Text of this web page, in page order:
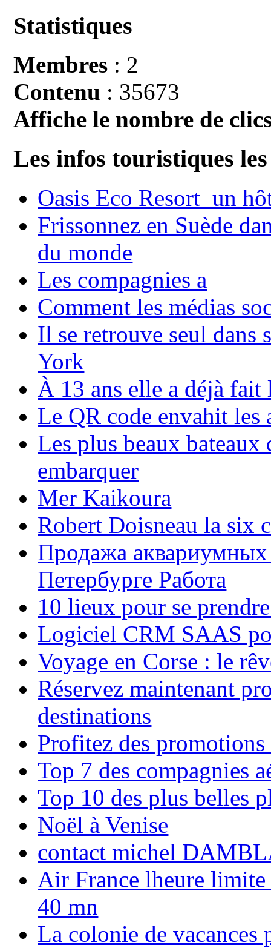
Statistiques
Membres : 2
Contenu : 35673
Affiche le nombre de
Les infos touristiques
Oasis Eco Resort un
Frissonnez en Suède
du monde
Les compagnies a
Comment les médias
Il se retrouve seul dans
York
À 13 ans elle a déjà
Le QR code envahit les
Les plus beaux bateaux
embarquer
Mer Kaikoura
Robert Doisneau la six
Продажа аквариумных
Петербурге Работа
10 lieux pour se
Logiciel CRM SAAS
Voyage en Corse : le
Réservez maintenant
destinations
Profitez des
Top 7 des compagnies
Top 10 des plus belles
Noël à Venise
contact michel
Air France lheure limite
40 mn
La colonie de vacances